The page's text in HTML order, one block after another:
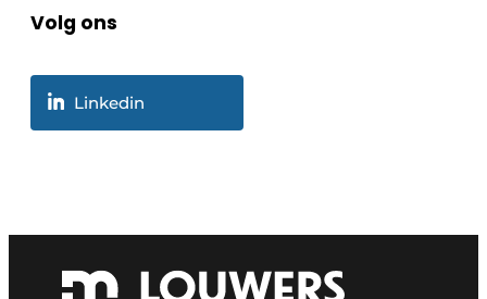
Volg ons
Linkedin